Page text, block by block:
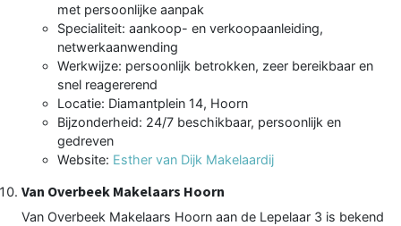
met persoonlijke aanpak
Specialiteit: aankoop- en verkoopaanleiding,
netwerkaanwending
Werkwijze: persoonlijk betrokken, zeer bereikbaar en
snel reagererend
Locatie: Diamantplein 14, Hoorn
Bijzonderheid: 24/7 beschikbaar, persoonlijk en
gedreven
Website: Esther van Dijk Makelaardij
Van Overbeek Makelaars Hoorn
Van Overbeek Makelaars Hoorn aan de Lepelaar 3 is bekend